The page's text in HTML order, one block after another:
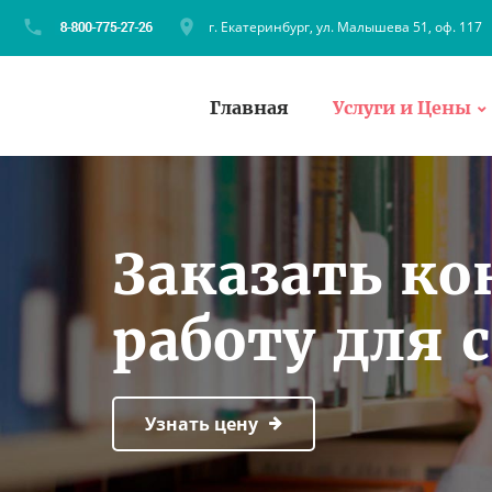
г. Екатеринбург, ул. Малышева 51, оф. 117
Главная Услуги и Цены
Заказать
работу для
Узнать цену